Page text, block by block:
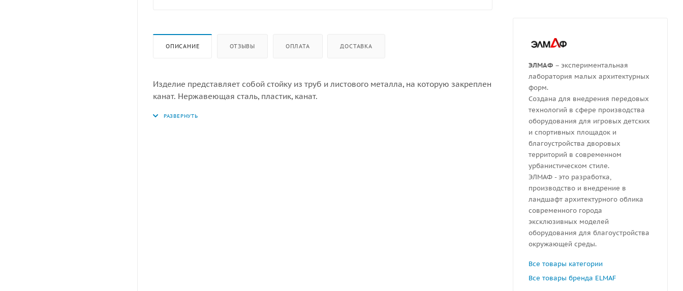
ОПИСАНИЕ ОТЗЫВЫ ОПЛАТА ДОСТАВКА
Изделие представляет собой стойку из труб и листового металла, на которую закреплен
канат. Нержавеющая сталь, пластик, канат.
ЭЛМАФ – экспериментальная
лаборатория малых архитектурных
форм.
Создана для внедрения передовых
технологий в сфере производства
оборудования для игровых детских
и спортивных площадок и
благоустройства дворовых
территорий в современном
урбанистическом стиле.
ЭЛМАФ - это разработка,
производство и внедрение в
ландшафт архитектурного облика
современного города
эксклюзивных моделей
оборудования для благоустройства
окружающей среды.
Все товары категории
Все товары бренда ELMAF